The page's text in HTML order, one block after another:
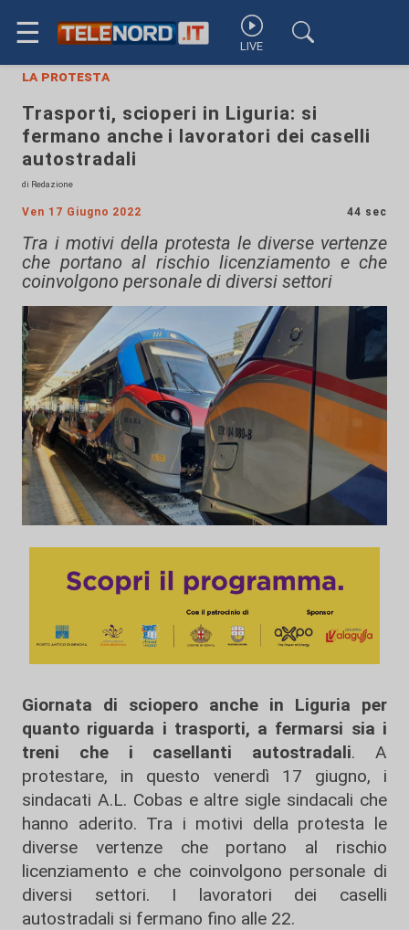
☰ LIVE
la protesta
Trasporti, scioperi in Liguria: si
fermano anche i lavoratori dei caselli
autostradali
di Redazione
Ven 17 Giugno 2022 44 sec
Tra i motivi della protesta le diverse vertenze
che portano al rischio licenziamento e che
coinvolgono personale di diversi settori
Giornata di sciopero anche in Liguria per
quanto riguarda i trasporti, a fermarsi sia i
treni che i casellanti autostradali. A
protestare, in questo venerdì 17 giugno, i
sindacati A.L. Cobas e altre sigle sindacali che
hanno aderito. Tra i motivi della protesta le
diverse vertenze che portano al rischio
licenziamento e che coinvolgono personale di
diversi settori. I lavoratori dei caselli
autostradali si fermano fino alle 22.